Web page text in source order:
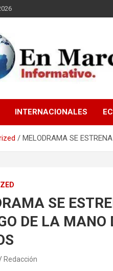
INTERNACIONALES
MELODRAMA SE
SE
DE LA
Redacción